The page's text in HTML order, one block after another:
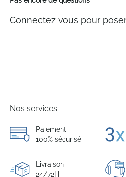
Connectez vous pour
Nos services
Paiement
100% sécurisé
Livraison
24/72H